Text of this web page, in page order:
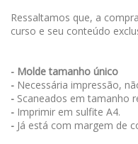
Ressaltamos que, a
curso e seu conteúdo
- Molde tamanho único
- Necessária impressão,
- Scaneados em tamanho
- Imprimir em sulfite A4.
- Já está com margem de